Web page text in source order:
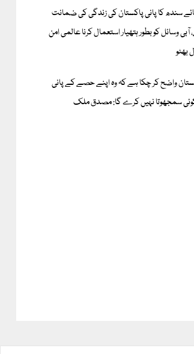
سندھ کا پانی پاکستان کی زندگی کی ضمانت
وسائل کو بطور ہتھیار استعمال کرنا عالمی امن
بھٹو
واضح کر چکا ہے کہ وہ اپنے حصے کے پانی
سمجھوتا نہیں کرے گا: مصدق ملک